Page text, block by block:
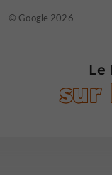
© Google 2026
© TripAdvisor 2026
Le
sur